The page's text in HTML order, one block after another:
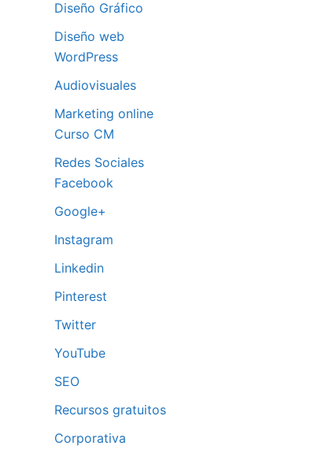
Diseño Gráfico
Diseño web
WordPress
Audiovisuales
Marketing online
Curso CM
Redes Sociales
Facebook
Google+
Instagram
Linkedin
Pinterest
Twitter
YouTube
SEO
Recursos gratuitos
Corporativa